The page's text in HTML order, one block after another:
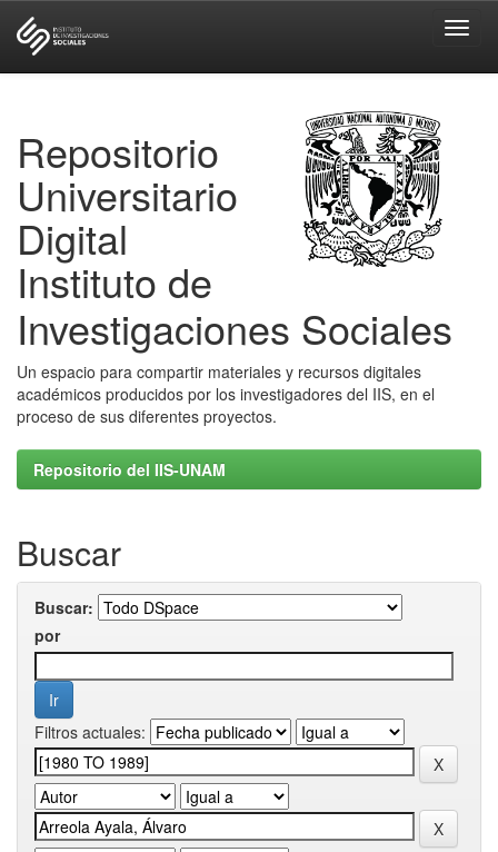
Repositorio
Universitario
Digital
Instituto de
Investigaciones Sociales
Un espacio para compartir materiales y recursos digitales
académicos producidos por los investigadores del IIS, en el
proceso de sus diferentes proyectos.
Repositorio del IIS-UNAM
Buscar
Buscar:
por
Filtros actuales: